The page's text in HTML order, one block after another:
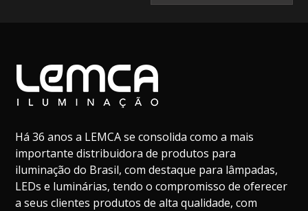
Há 36 anos a LEMCA se consolida como a mais
importante distribuidora de produtos para
iluminação do Brasil, com destaque para lâmpadas,
LEDs e luminárias, tendo o compromisso de oferecer
a seus clientes produtos de alta qualidade, com